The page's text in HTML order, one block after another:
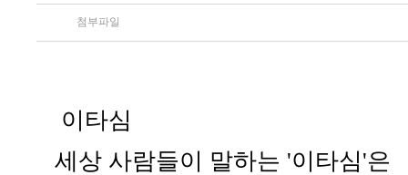
첨부파일
이타심
세상 사람들이 말하는 '이타심'은